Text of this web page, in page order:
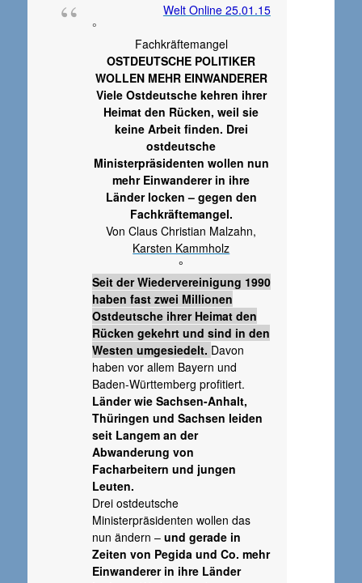
Welt Online 25.01.15
°
Fachkräftemangel
OSTDEUTSCHE POLITIKER
WOLLEN MEHR EINWANDERER
Viele Ostdeutsche kehren ihrer
Heimat den Rücken, weil sie
keine Arbeit finden. Drei
ostdeutsche
Ministerpräsidenten wollen nun
mehr Einwanderer in ihre
Länder locken – gegen den
Fachkräftemangel.
Von Claus Christian Malzahn,
Karsten Kammholz
°
Seit der Wiedervereinigung 1990
haben fast zwei Millionen
Ostdeutsche ihrer Heimat den
Rücken gekehrt und sind in den
Westen umgesiedelt. Davon
haben vor allem Bayern und
Baden-Württemberg profitiert.
Länder wie Sachsen-Anhalt,
Thüringen und Sachsen leiden
seit Langem an der
Abwanderung von
Facharbeitern und jungen
Leuten.
Drei ostdeutsche
Ministerpräsidenten wollen das
nun ändern – und gerade in
Zeiten von Pegida und Co. mehr
Einwanderer in ihre Länder